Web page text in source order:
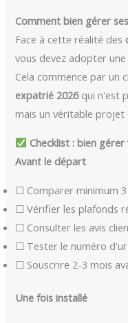
Comment bien gérer
Face à cette réalité des
vous devez adopter
Cela commence par un
expatrié 2026qui n'est
mais un véritable projet
Checklist : bien
Avant le départ
☐ Comparer minimum
☐ Vérifier les plafonds
☐ Consulter les avis
☐ Tester le numéro
☐ Souscrire 2-3 mois
Une fois installé